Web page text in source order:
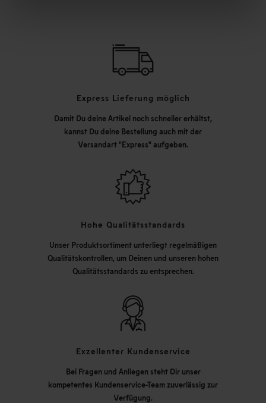
Express Lieferung möglich
Damit Du deine Artikel noch schneller erhältst,
kannst Du deine Bestellung auch mit der
Versandart "Express" aufgeben.
Hohe Qualitätsstandards
Unser Produktsortiment unterliegt regelmäßigen
Qualitätskontrollen, um Deinen und unseren hohen
Qualitätsstandards zu entsprechen.
Exzellenter Kundenservice
Bei Fragen und Anliegen steht Dir unser
kompetentes Kundenservice-Team zuverlässig zur
Verfügung.